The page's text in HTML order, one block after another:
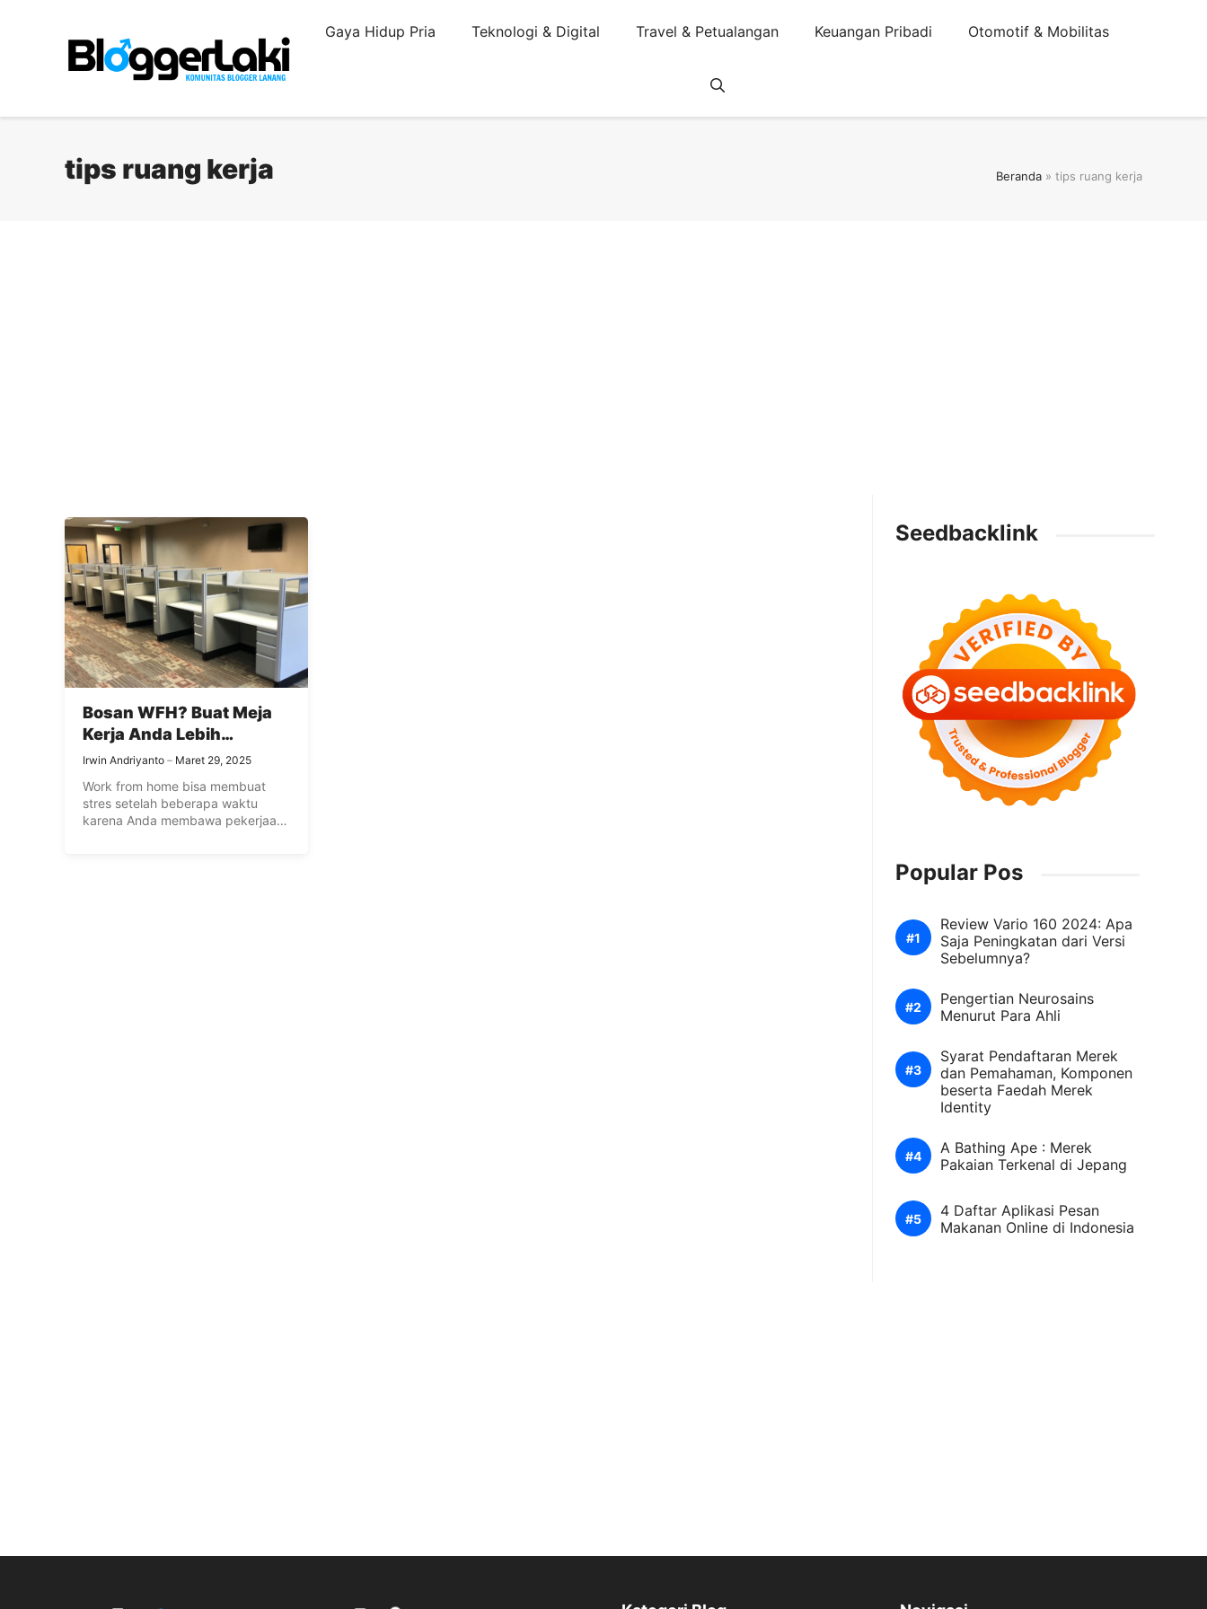
Gaya Hidup Pria Teknologi & Digital Travel & Petualangan Keuangan Pribadi Otomotif & Mobilitas
tips ruang kerja Beranda » tips ruang kerja
Bosan WFH? Buat Meja
Kerja Anda Lebih
Menarik!
Irwin Andriyanto Maret 29, 2025
Work from home bisa membuat
stres setelah beberapa waktu
karena Anda membawa pekerjaan
Seedbacklink
Popular Pos
Review Vario 160 2024: Apa
Saja Peningkatan dari Versi
Sebelumnya?
Pengertian Neurosains
Menurut Para Ahli
Syarat Pendaftaran Merek
dan Pemahaman, Komponen
beserta Faedah Merek
Identity
A Bathing Ape : Merek
Pakaian Terkenal di Jepang
4 Daftar Aplikasi Pesan
Makanan Online di Indonesia